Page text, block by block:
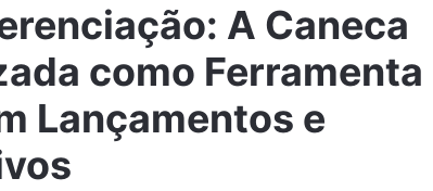
A Caneca
como Ferramenta
Lançamentos e